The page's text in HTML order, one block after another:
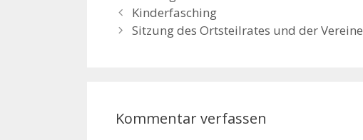
Regenbogen…
Kinderfasching
Sitzung des Ortsteilrates und der Vereine
Kommentar verfassen